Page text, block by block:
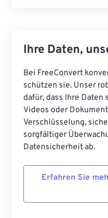
Ihre Daten,
Bei FreeConvert
schützen sie. Unser
dafür, dass Ihre Daten
Videos oder
Verschlüsselung,
sorgfältiger
Datensicherheit ab.
Erfahren Sie